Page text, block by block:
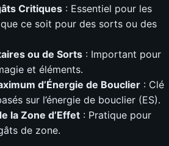
Critiques : Essentiel pour les
ce soit pour des sorts ou des
ou de Sorts : Important pour
et éléments.
d’Énergie de Bouclier : Clé
sur l’énergie de bouclier (ES).
la Zone d’Effet : Pratique pour
de zone.